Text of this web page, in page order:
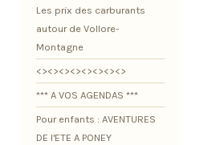
Les prix des carburants
autour de Vollore-
Montagne
<><><><><><><><>
*** A VOS AGENDAS ***
Pour enfants : AVENTURES
DE l'ETE A PONEY